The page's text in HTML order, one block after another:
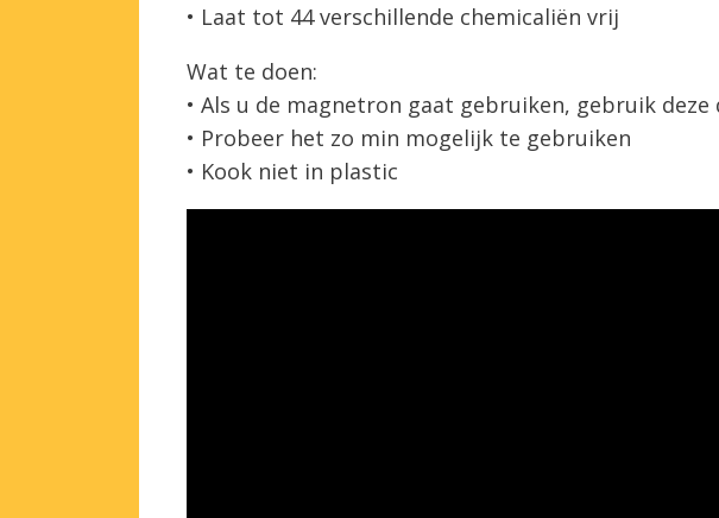
• Laat tot 44 verschillende chemicaliën vrij
Wat te doen:
• Als u de magnetron gaat gebruiken, gebruik
• Probeer het zo min mogelijk te gebruiken
• Kook niet in plastic